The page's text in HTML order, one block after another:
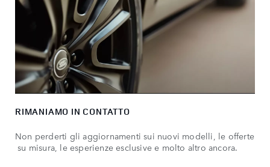
RIMANIAMO IN CONTATTO
Non perderti gli aggiornamenti sui nuovi modelli, le offerte
su misura, le esperienze esclusive e molto altro ancora.